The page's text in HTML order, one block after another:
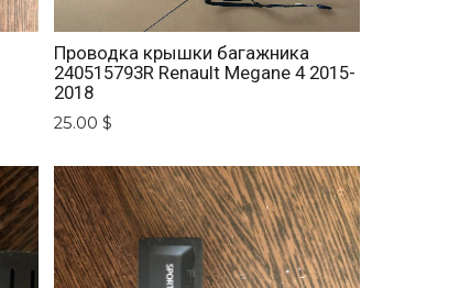
Проводка крышки багажника
240515793R Renault Megane 4 2015-
2018
25.00 $